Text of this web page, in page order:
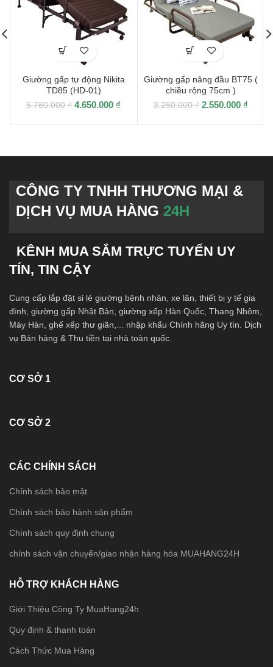
Giường gấp tự động Nikita
TD85 (HD-01)
5.760.000₫ 4.650.000 ₫
Giường gấp nâng đầu BT75 (
chiều rộng 75cm )
3.250.000₫ 2.550.000 ₫
CÔNG TY TNHH THƯƠNG MẠI &
DỊCH VỤ MUA HÀNG 24H
KÊNH MUA SẮM TRỰC TUYẾN UY
TÍN, TIN CẬY
Cung cấp lắp đặt sỉ lẻ giường bệnh nhân, xe lăn, thiết bị y tế gia
đình, giường gấp Nhật Bản, giường xếp Hàn Quốc, Thang Nhôm,
Máy Hàn, ghế xếp thư giãn,... nhập khẩu Chính hãng Uy tín. Dịch
vụ Bán hàng & Thu tiền tại nhà toàn quốc.
CƠ SỞ 1
CƠ SỞ 2
CÁC CHÍNH SÁCH
Chính sách bảo mật
Chính sách bảo hành sản phẩm
Chính sách quy định chung
chính sách vận chuyển/giao nhận hàng hóa MUAHANG24H
HỖ TRỢ KHÁCH HÀNG
Giới Thiệu Công Ty MuaHang24h
Quy định & thanh toán
Cách Thức Mua Hàng